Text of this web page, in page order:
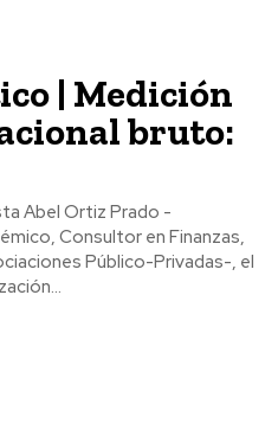
| Medición
bruto:
Abel Ortiz Prado -
Consultor en Finanzas,
Público-Privadas-, el